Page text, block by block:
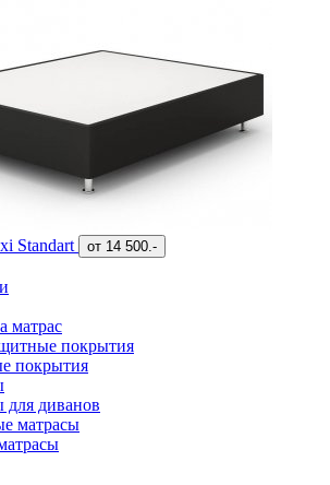
Standart от 14 500.-
матрас
покрытия
покрытия
для диванов
матрасы